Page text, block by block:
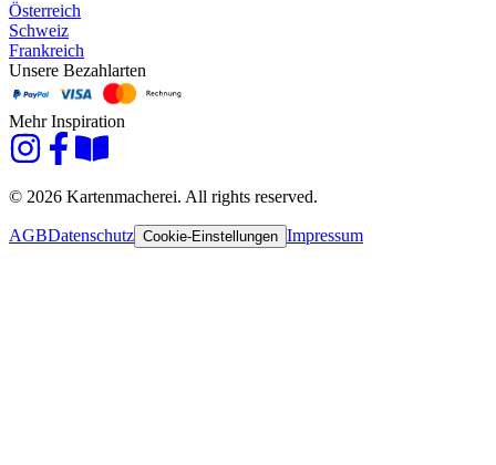
Österreich
Schweiz
Frankreich
Unsere Bezahlarten
Mehr Inspiration
© 2026 Kartenmacherei. All rights reserved.
AGBDatenschutz Cookie-Einstellungen Impressum